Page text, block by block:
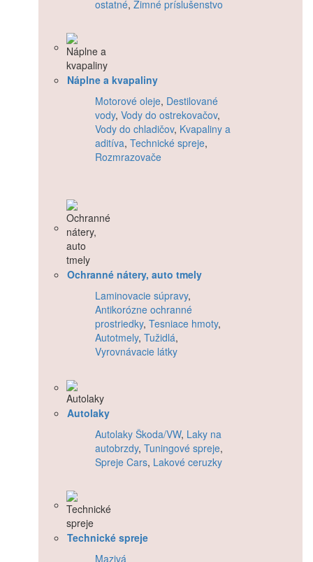
ostatné, Zimné príslušenstvo
Náplne a kvapaliny
Motorové oleje, Destilované
vody, Vody do ostrekovačov,
Vody do chladičov, Kvapaliny a
aditíva, Technické spreje,
Rozmrazovače
Ochranné nátery, auto tmely
Laminovacie súpravy,
Antikorózne ochranné
prostriedky, Tesniace hmoty,
Autotmely, Tužidlá,
Vyrovnávacie látky
Autolaky
Autolaky Škoda/VW, Laky na
autobrzdy, Tuningové spreje,
Spreje Cars, Lakové ceruzky
Technické spreje
Mazivá